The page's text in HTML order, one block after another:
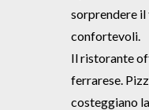
sorprendere il
confortevoli.
Il ristorante
ferrarese.
costeggiano